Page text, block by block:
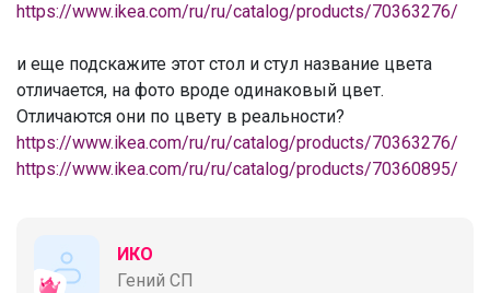
https://www.ikea.com/ru/ru/catalog/products/70363276/
и еще подскажите этот стол и стул название цвета
отличается, на фото вроде одинаковый цвет.
Отличаются они по цвету в реальности?
https://www.ikea.com/ru/ru/catalog/products/70363276/
https://www.ikea.com/ru/ru/catalog/products/70360895/
ИКО
Гений СП